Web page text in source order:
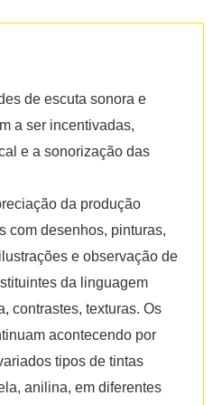
de escuta sonora e
a ser incentivadas,
e a sonorização das
da produção
com desenhos, pinturas,
e observação de
da linguagem
contrastes, texturas. Os
acontecendo por
tipos de tintas
anilina, em diferentes